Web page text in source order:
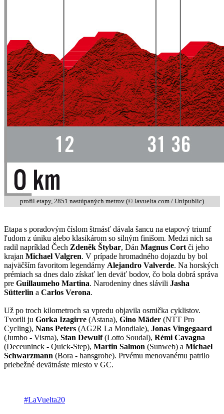
profil etapy, 2851 nastúpaných metrov (© lavuelta.com / Unipublic)
Etapa s poradovým číslom štrnásť dávala šancu na etapový triumf
ľudom z úniku alebo klasikárom so silným finišom. Medzi nich sa
radil napríklad Čech Zdeněk Štybar, Dán Magnus Cort či jeho
krajan Michael Valgren. V prípade hromadného dojazdu by bol
najväčším favoritom legendárny Alejandro Valverde. Na horských
prémiach sa dnes dalo získať len deväť bodov, čo bola dobrá správa
pre Guillaumeho Martina. Narodeniny dnes slávili Jasha
Sütterlin a Carlos Verona.
Už po troch kilometroch sa vpredu objavila osmička cyklistov.
Tvorili ju Gorka Izagirre (Astana), Gino Mäder (NTT Pro
Cycling), Nans Peters (AG2R La Mondiale), Jonas Vingegaard
(Jumbo - Visma), Stan Dewulf(Lotto Soudal), Rémi Cavagna
(Deceuninck - Quick-Step), Martin Salmon (Sunweb) a Michael
Schwarzmann (Bora - hansgrohe). Prvému menovanému patrilo
priebežné devätnáste miesto v GC.
#LaVuelta20